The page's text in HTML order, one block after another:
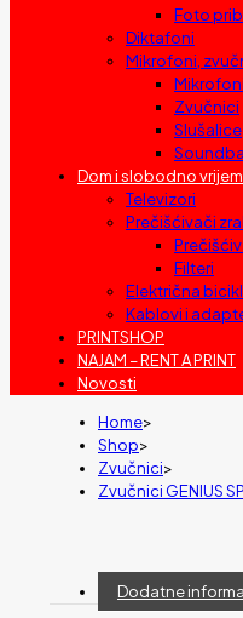
Foto
Diktafoni
Mikrofoni,
Mikrofoni
Zvučnici
Slušalice
Dom i slobodno
Televizori
Prečišćivači
Filteri
Električna
Kablovi i
PRINTSHOP
NAJAM – RENT A PRINT
Novosti
Home>
Shop>
Zvučnici>
Zvučnici GENIUS
Dodatne